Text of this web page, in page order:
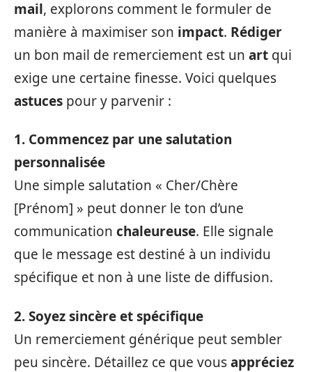
mail, explorons comment le formuler de
manière à maximiser son impact. Rédiger
un bon mail de remerciement est un art qui
exige une certaine finesse. Voici quelques
astuces pour y parvenir :
1. Commencez par une salutation
personnalisée
Une simple salutation « Cher/Chère
[Prénom] » peut donner le ton d’une
communication chaleureuse. Elle signale
que le message est destiné à un individu
spécifique et non à une liste de diffusion.
2. Soyez sincère et spécifique
Un remerciement générique peut sembler
peu sincère. Détaillez ce que vousappréciez